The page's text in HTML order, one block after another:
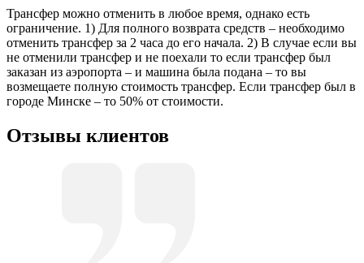
Трансфер можно отменить в любое время, однако есть
ограничение. 1) Для полного возврата средств – необходимо
отменить трансфер за 2 часа до его начала. 2) В случае если вы
не отменили трансфер и не поехали то если трансфер был
заказан из аэропорта – и машина была подана – то вы
возмещаете полную стоимость трансфер. Если трансфер был в
городе Минске – то 50% от стоимости.
Отзывы клиентов